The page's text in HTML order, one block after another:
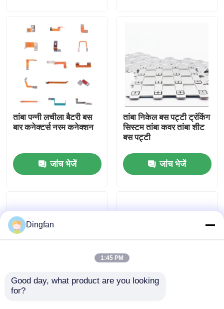
उत्पादों
हमारे बारे में
कारखाना भ्रमण
संपर्क करें
समाचार
एक उद्धरण की विनती करे
तांबा पन्नी लचीला बैटरी बस
बार कनेक्टर्स नरम कनेक्शन
जांच भेजें
तांबा निकेल बस पट्टी ट्रंकिंग
सिस्टम तांबा कवर तांबा शीट
बस पट्टी
जांच भेजें
लौ retardant गर्मी संकुचित
Dingfan
1:45 PM
Good day, what product are you looking
for?